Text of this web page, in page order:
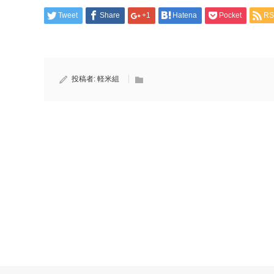
Tweet Share +1 Hatena Pocket
投稿者: 軽米組